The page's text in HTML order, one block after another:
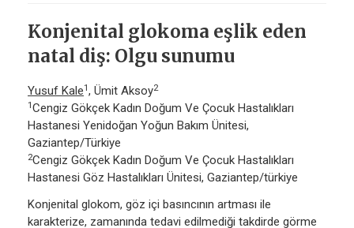
Konjenital glokoma eşlik eden
natal diş: Olgu sunumu
Yusuf Kale1, Ümit Aksoy2
1Cengiz Gökçek Kadın Doğum Ve Çocuk Hastalıkları
Hastanesi Yenidoğan Yoğun Bakım Ünitesi,
Gaziantep/Türkiye
2Cengiz Gökçek Kadın Doğum Ve Çocuk Hastalıkları
Hastanesi Göz Hastalıkları Ünitesi, Gaziantep/türkiye
Konjenital glokom, göz içi basıncının artması ile
karakterize, zamanında tedavi edilmediği takdirde görme